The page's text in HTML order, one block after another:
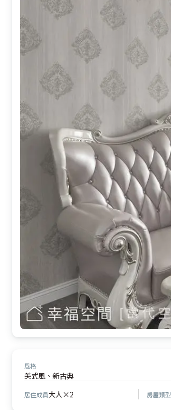
風格
美式風、新古典
居住成員大人×2 房屋類型